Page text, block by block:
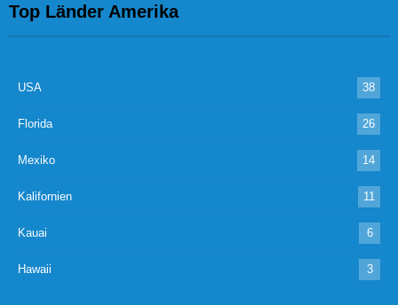
Top Länder Amerika
USA 38
Florida 26
Mexiko 14
Kalifornien 11
Kauai 6
Hawaii 3